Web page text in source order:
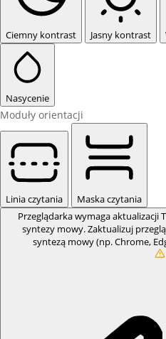
Ciemny kontrast Jasny kontrast
Nasycenie
Moduły orientacji
Linia czytania
Maska czytania
Przeglądarka wymaga aktualizacji
syntezy mowy. Zaktualizuj
syntezą mowy (np. Chrome,